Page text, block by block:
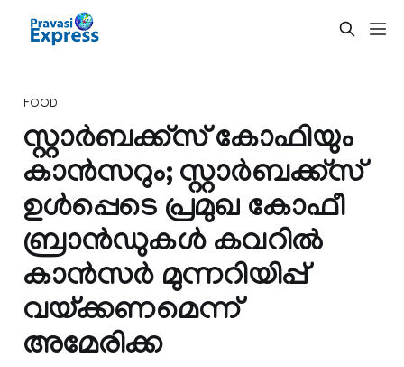
FOOD
സ്റ്റാര്‍ബക്ക്സ് കോഫിയും
കാന്‍സറും; സ്റ്റാര്‍ബക്ക്സ്
ഉള്‍പ്പെടെ പ്രമുഖ കോഫീ
ബ്രാന്‍ഡുകള്‍ കവറില്‍
കാന്‍സര്‍ മുന്നറിയിപ്പ്
വയ്ക്കണമെന്ന്
അമേരിക്ക